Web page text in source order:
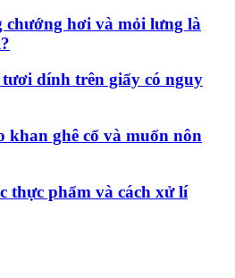
hơi và mỏi lưng là
dính trên giấy có nguy
khan ghê cổ và muốn nôn
thực phẩm và cách xử lí